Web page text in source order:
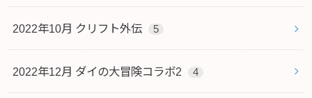
2022年10月 クリフト外伝 5
2022年12月 ダイの大冒険コラボ2 4